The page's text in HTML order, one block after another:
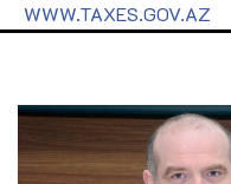
WWW.TAXES.GOV.AZ